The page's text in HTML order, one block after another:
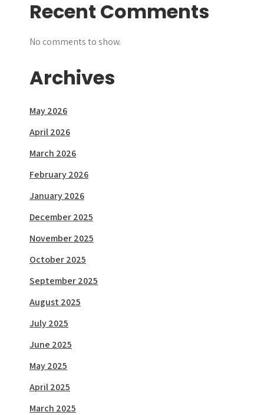
Recent Comments
No comments to show.
Archives
May 2026
April 2026
March 2026
February 2026
January 2026
December 2025
November 2025
October 2025
September 2025
August 2025
July 2025
June 2025
May 2025
April 2025
March 2025